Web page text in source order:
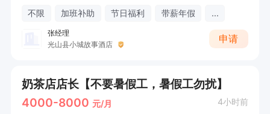
不限 加班补助 节日福利 带薪年假 ...
张经理
光山县小城故事酒店
申请
奶茶店店长【不要暑假工，暑假工勿扰】
4000-8000 元/月 4小时前